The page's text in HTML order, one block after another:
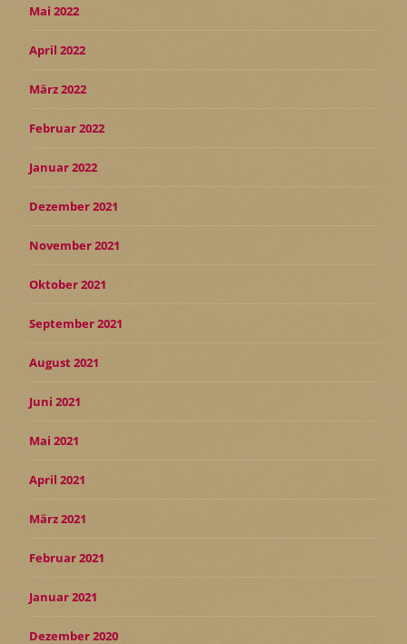
Mai 2022
April 2022
März 2022
Februar 2022
Januar 2022
Dezember 2021
November 2021
Oktober 2021
September 2021
August 2021
Juni 2021
Mai 2021
April 2021
März 2021
Februar 2021
Januar 2021
Dezember 2020